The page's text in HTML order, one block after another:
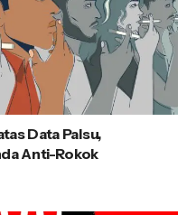
Data Palsu,
Anti-Rokok